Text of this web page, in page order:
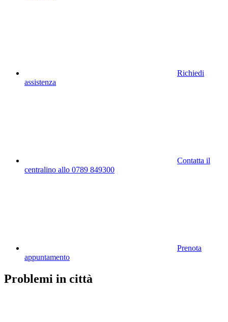
Richiedi
assistenza
Contatta il
centralino allo 0789 849300
Prenota
appuntamento
Problemi in città